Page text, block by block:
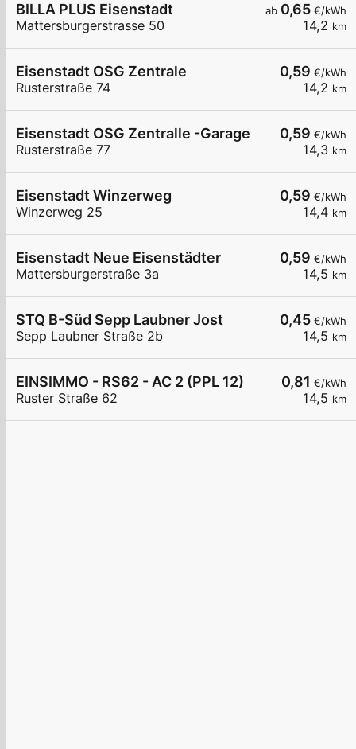
ab 0,65 €/kWh
14,2 km
BILLA PLUS Eisenstadt
Mattersburgerstrasse 50
0,59 €/kWh
14,2 km
Eisenstadt OSG Zentrale
Rusterstraße 74
0,59 €/kWh
14,3 km
Eisenstadt OSG Zentralle -Garage
Rusterstraße 77
0,59 €/kWh
14,4 km
Eisenstadt Winzerweg
Winzerweg 25
0,59 €/kWh
14,5 km
Eisenstadt Neue Eisenstädter
Mattersburgerstraße 3a
0,45 €/kWh
14,5 km
STQ B-Süd Sepp Laubner Jost
Sepp Laubner Straße 2b
0,81 €/kWh
14,5 km
EINSIMMO - RS62 - AC 2 (PPL 12)
Ruster Straße 62